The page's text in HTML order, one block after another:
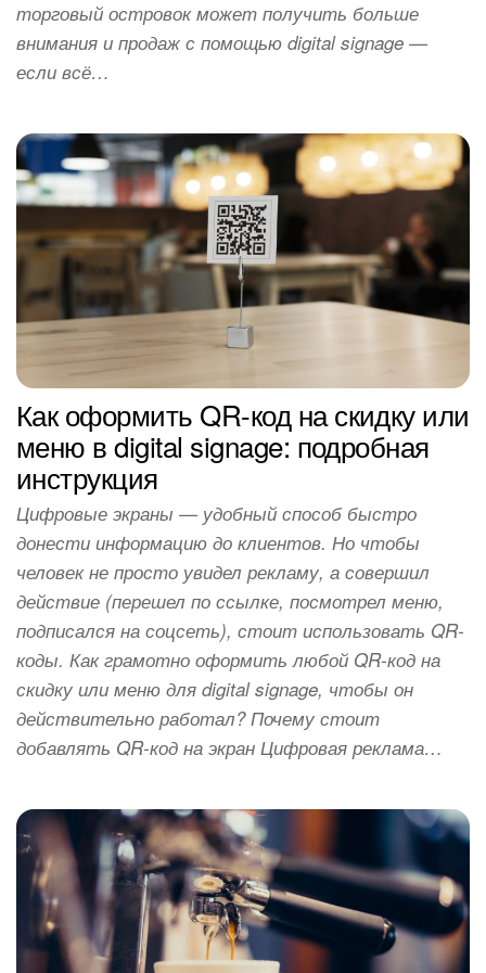
торговый островок может получить больше
внимания и продаж с помощью digital signage —
если всё…
Как оформить QR-код на скидку или
меню в digital signage: подробная
инструкция
Цифровые экраны — удобный способ быстро
донести информацию до клиентов. Но чтобы
человек не просто увидел рекламу, а совершил
действие (перешел по ссылке, посмотрел меню,
подписался на соцсеть), стоит использовать QR-
коды. Как грамотно оформить любой QR-код на
скидку или меню для digital signage, чтобы он
действительно работал? Почему стоит
добавлять QR-код на экран Цифровая реклама…